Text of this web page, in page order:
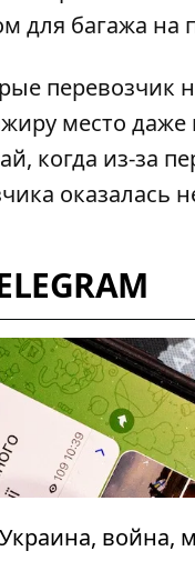
для багажа на
перевозчик
место даже
когда из-за
оказалась
война,